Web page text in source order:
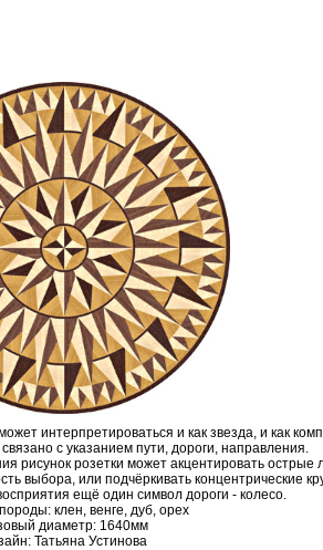
интерпретироваться и как звезда, и как
с указанием пути, дороги, направления.
рисунок розетки может акцентировать острые
выбора, или подчёркивать концентрические
ещё один символ дороги - колесо.
клен, венге, дуб, орех
диаметр: 1640мм
Татьяна Устинова